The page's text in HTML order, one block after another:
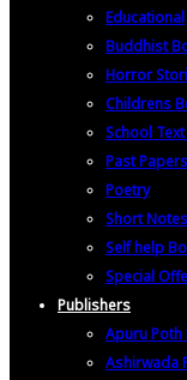
Educational
Buddhist
Horror
Childrens
School
Past Papers
Poetry
Short Notes
Self help
Special
Publishers
Apuru
Ashirwada